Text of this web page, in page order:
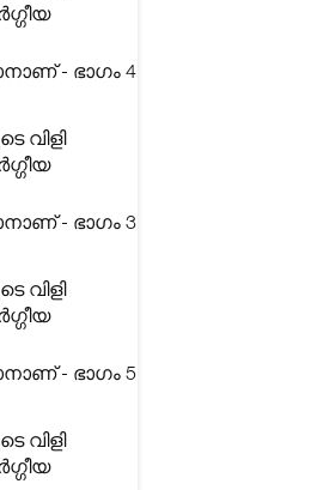
- ഭാഗം 4
വിളി
- ഭാഗം 3
വിളി
- ഭാഗം 5
വിളി